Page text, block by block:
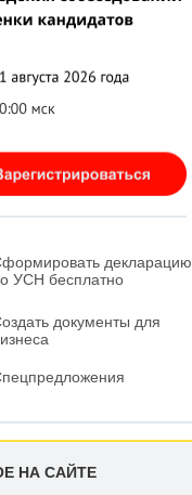
декларацию
УСН бесплатно
документы для
НА САЙТЕ